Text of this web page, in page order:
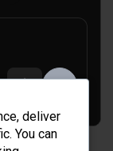
deliver
You can